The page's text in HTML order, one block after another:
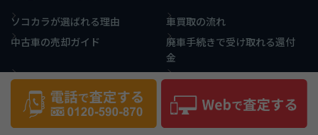
ソコカラが選ばれる理由
車買取の流れ
中古車の売却ガイド
廃車手続きで受け取れる還付
金
買取相場情報
買取実績・事例
お役立ち情報
コラム 用語集